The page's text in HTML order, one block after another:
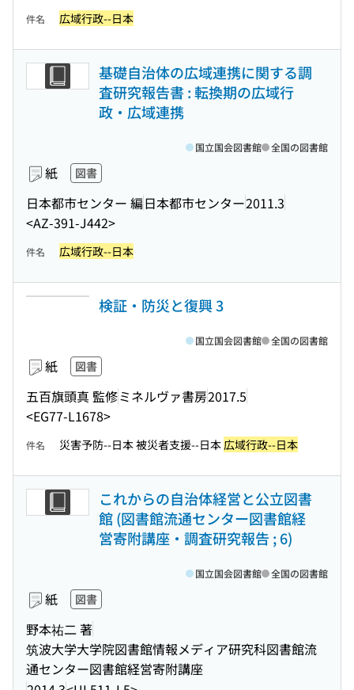
件名 広域行政--日本
基礎自治体の広域連携に関する調
査研究報告書 : 転換期の広域行
政・広域連携
紙 図書
日本都市センター 編日本都市センター2011.3
<AZ-391-J442>
国立国会図書館 全国の図書館
件名 広域行政--日本
検証・防災と復興 3
紙 図書
五百旗頭真 監修ミネルヴァ書房2017.5
<EG77-L1678>
国立国会図書館 全国の図書館
件名 災害予防--日本 被災者支援--日本広域行政--日本
これからの自治体経営と公立図書
館 (図書館流通センター図書館経
営寄附講座・調査研究報告 ; 6)
紙 図書
野本祐二 著
筑波大学大学院図書館情報メディア研究科図書館流
通センター図書館経営寄附講座
国立国会図書館 全国の図書館